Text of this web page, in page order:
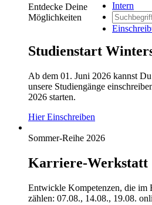
Intern
Entdecke Deine
Möglichkeiten
Studienstart
Ab dem 01. Juni 2026 kannst
unsere Studiengänge
2026 starten.
Hier Einschreiben
Sommer-Reihe 2026
Karriere-Werkstatt
Entwickle Kompetenzen, die im
zählen: 07.08., 14.08., 19.08.